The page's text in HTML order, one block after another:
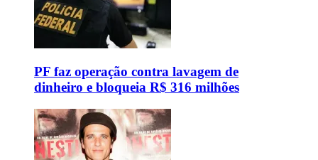
PF faz operação contra lavagem de
dinheiro e bloqueia R$ 316 milhões